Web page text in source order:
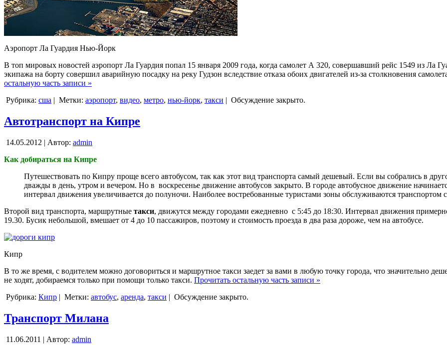
Аэропорт Ла Гуардия Нью-Йорк
В топ мировых новостей аэропорт Ла Гуардия попал 15 января 2009 года, когда самолет А 320, совершавший рейс 1549 из Ла
экипажа на борту совершил аварийную посадку на реку Гудзон вследствие отказа обоих двигателей из-за столкновения
остальную часть записи »
Рубрика: сша | Метки: аэропорт, видео, метро, нью-йорк, такси | Обсуждение закрыто.
Автотранспорт на Кипре
14.05.2012 | Автор: admin
Как добираться на Кипре
Путешествовать по Кипру проще всего автобусом, так как этот вид транспорта самый дешевый. Если вы собрались в
дважды в день, утром и вечером. Но в воскресенье движение автобусов закрыто. В городе автобусное движение
интервал движения увеличивается до полуночи. Наиболее востребованные туристами зоны обслуживаются транспортом
Второй вид транспорта, маршрутные такси, движутся между городами ежедневно с 5:45 до 18:30. Интервал движения
19.30. Бусик небольшой, вмешает от 4 до 10 пассажиров, поэтому и стоимость проезда в два раза дороже, чем на автобусе.
Кипр
В то же время, с водителем можно договориться и маршрутное такси заедет за вами в любую точку города, что значительно
не ходят, добираемся только при помощи только такси. Прочитать остальную часть записи »
Рубрика: Кипр | Метки: автобус, аренда, такси | Обсуждение закрыто.
Транспорт Милана
11.06.2011 | Автор: admin